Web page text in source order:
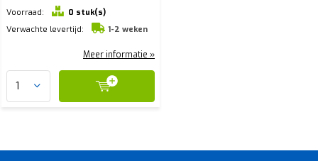
Voorraad:
0 stuk(s)
Verwachte levertijd:
1-2 weken
Meer informatie »